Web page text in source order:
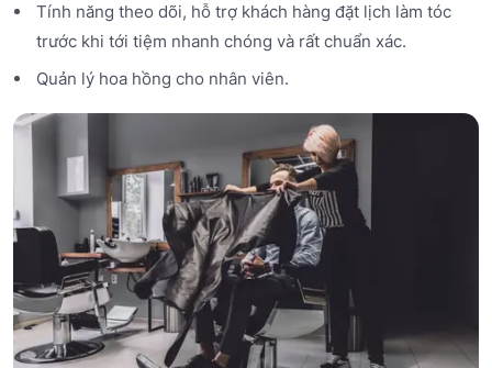
Tính năng theo dõi, hỗ trợ khách hàng đặt lịch làm tóc
trước khi tới tiệm nhanh chóng và rất chuẩn xác.
Quản lý hoa hồng cho nhân viên.